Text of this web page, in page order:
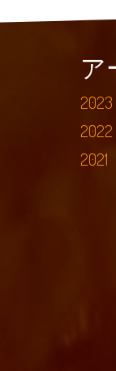
ア
2023
2022
2021